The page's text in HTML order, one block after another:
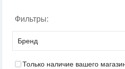
Фильтры:
Бренд
Только наличие вашего